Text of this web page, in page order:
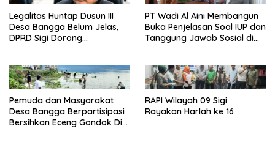
Legalitas Huntap Dusun III
Desa Bangga Belum Jelas,
DPRD Sigi Dorong
PT Wadi Al Aini Membangun
Buka Penjelasan Soal IUP dan
Tanggung Jawab Sosial di
Pemuda dan Masyarakat
Desa Bangga Berpartisipasi
Bersihkan Eceng Gondok Di
RAPI Wilayah 09 Sigi
Rayakan Harlah ke 16